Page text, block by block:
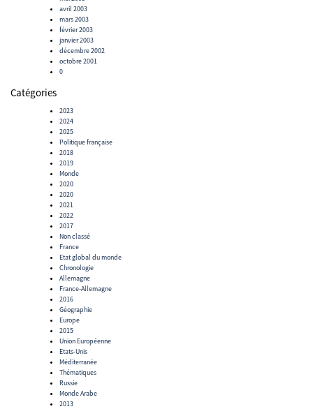
avril 2003
mars 2003
février 2003
janvier 2003
décembre 2002
octobre 2001
0
Catégories
2023
2024
2025
Politique française
2018
2019
Monde
2020
2020
2021
2022
2017
Non classé
France
Etat global du monde
Chronologie
Allemagne
France-Allemagne
2016
Géographie
Europe
2015
Union Européenne
Etats-Unis
Méditerranée
Thématiques
Russie
Monde Arabe
2013